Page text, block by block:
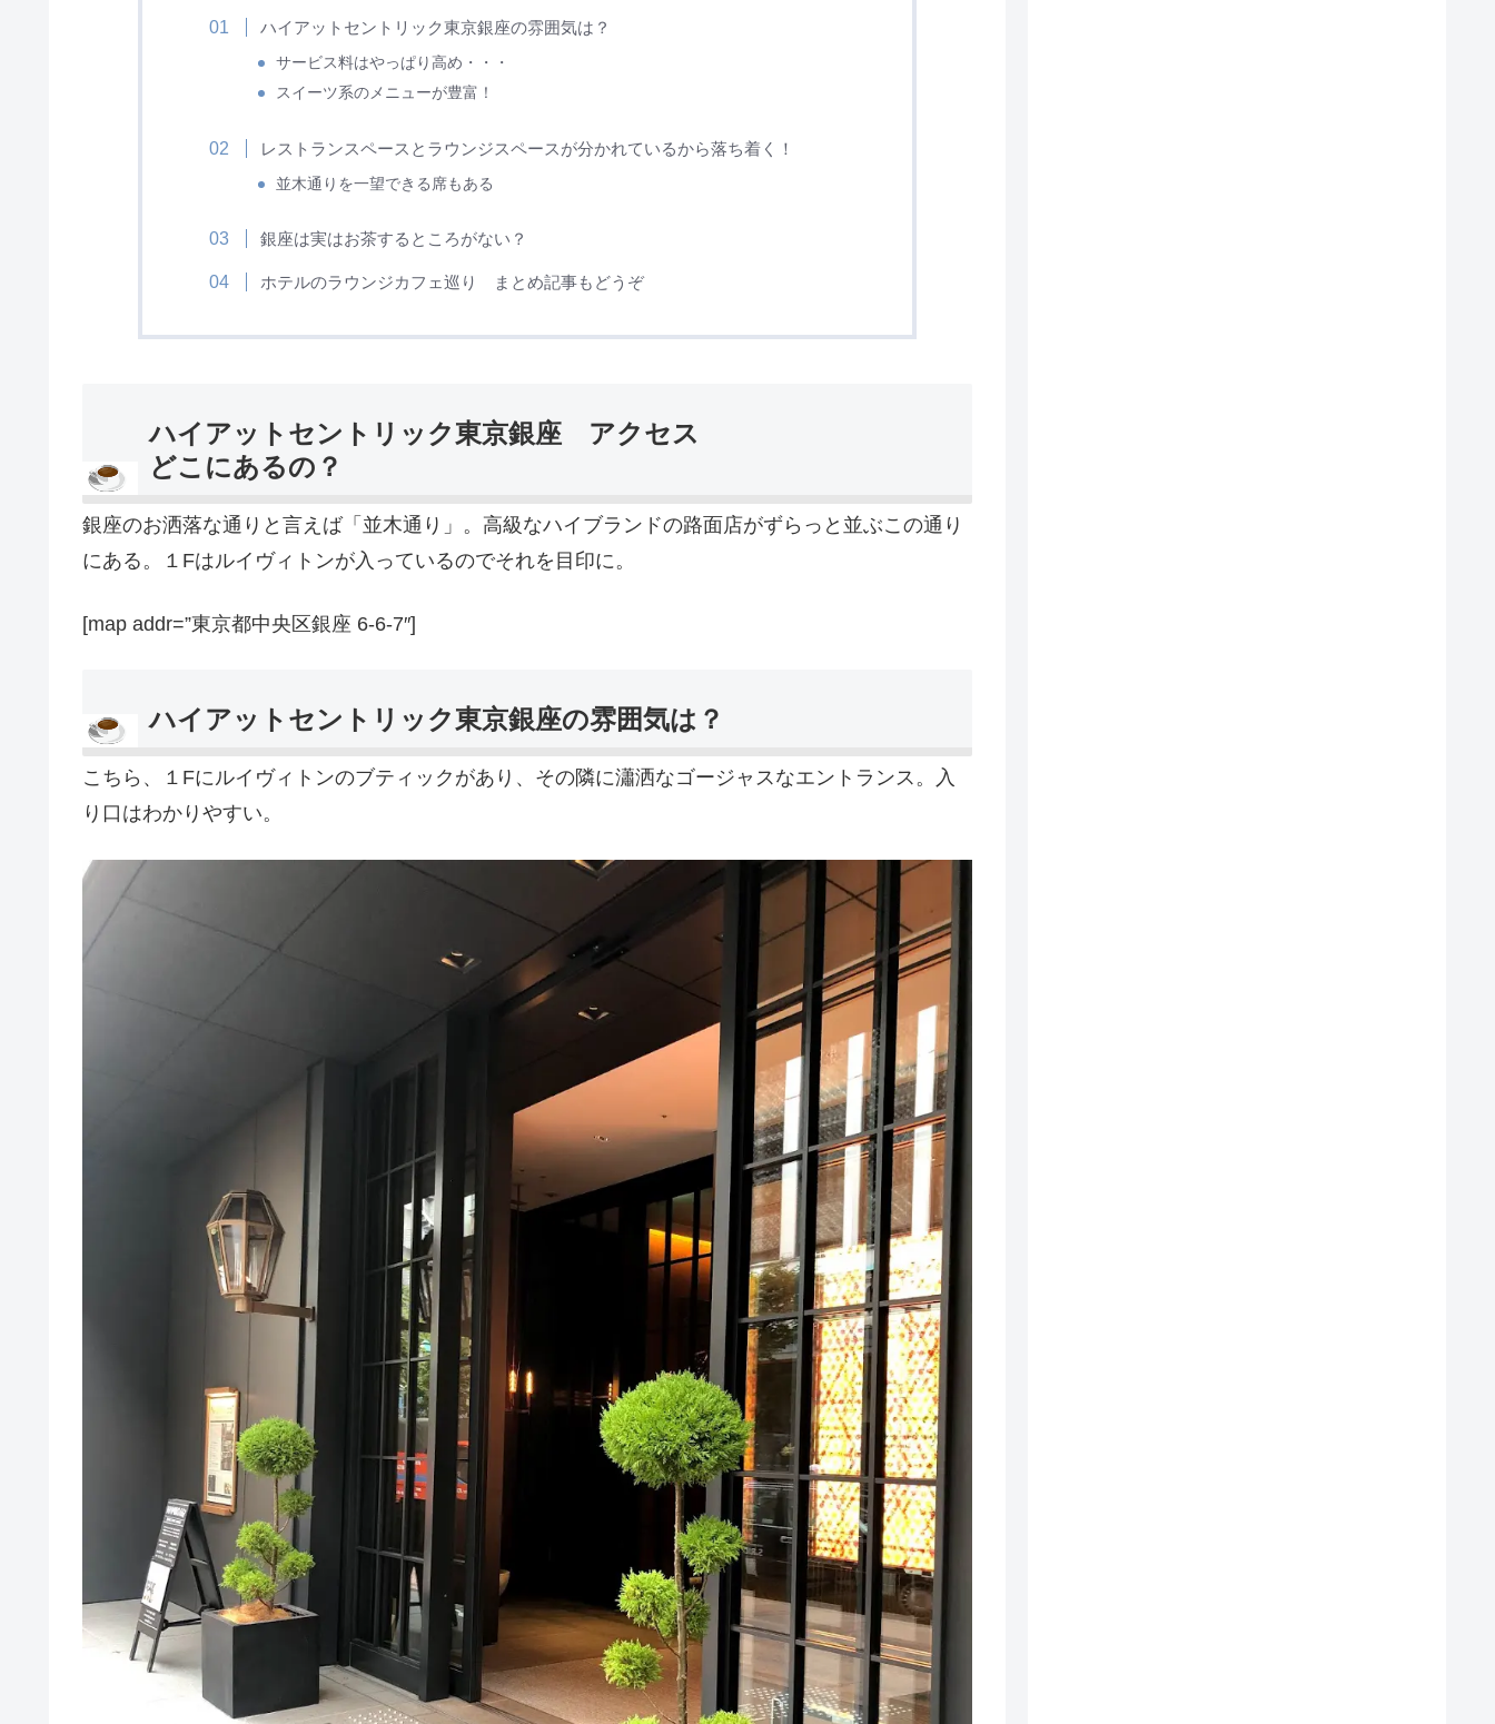
ハイアットセントリック東京銀座の雰囲気は？
サービス料はやっぱり高め・・・
スイーツ系のメニューが豊富！
レストランスペースとラウンジスペースが分かれているから落ち着く！
並木通りを一望できる席もある
銀座は実はお茶するところがない？
ホテルのラウンジカフェ巡り まとめ記事もどうぞ
ハイアットセントリック東京銀座 アクセス
どこにあるの？
銀座のお洒落な通りと言えば「並木通り」。高級なハイブランドの路面店がずらっと並ぶこの通り
にある。１Fはルイヴィトンが入っているのでそれを目印に。
[map addr=”東京都中央区銀座 6-6-7″]
ハイアットセントリック東京銀座の雰囲気は？
こちら、１Fにルイヴィトンのブティックがあり、その隣に瀟洒なゴージャスなエントランス。入
り口はわかりやすい。